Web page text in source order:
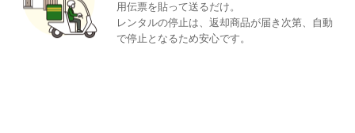
用伝票を貼って送るだけ。
レンタルの停止は、返却商品が届き次第、自動
で停止となるため安心です。